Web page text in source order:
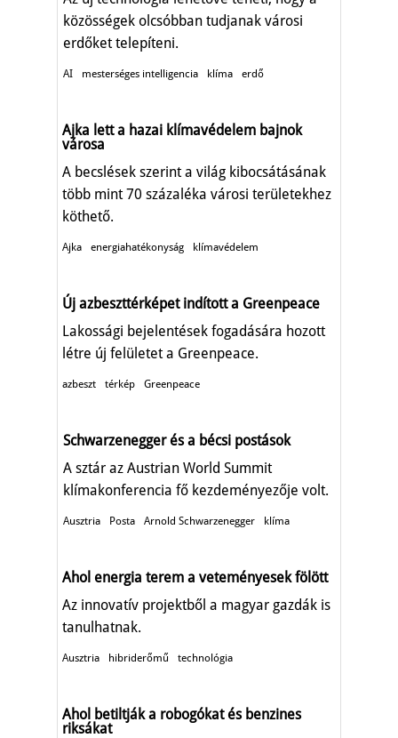
közösségek olcsóbban tudjanak városi
erdőket telepíteni.
AI mesterséges intelligencia klíma erdő
Ajka lett a hazai klímavédelem bajnok
városa
A becslések szerint a világ kibocsátásának
több mint 70 százaléka városi területekhez
köthető.
Ajka energiahatékonyság klímavédelem
Új azbeszttérképet indított a Greenpeace
Lakossági bejelentések fogadására hozott
létre új felületet a Greenpeace.
azbeszt térkép Greenpeace
Schwarzenegger és a bécsi postások
A sztár az Austrian World Summit
klímakonferencia fő kezdeményezője volt.
Ausztria Posta Arnold Schwarzenegger klíma
Ahol energia terem a veteményesek fölött
Az innovatív projektből a magyar gazdák is
tanulhatnak.
Ausztria hibriderőmű technológia
Ahol betiltják a robogókat és benzines
riksákat